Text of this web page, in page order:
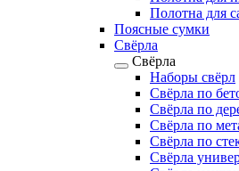
Полотна для
Поясные сумки
Свёрла
Свёрла
Наборы свёрл
Свёрла по
Свёрла по
Свёрла по
Свёрла по
Свёрла